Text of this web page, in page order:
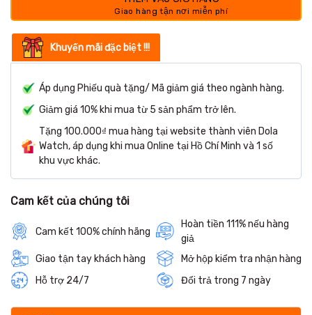
Khuyến mãi đặc biệt !!!
Áp dụng Phiếu quà tặng/ Mã giảm giá theo ngành hàng.
Giảm giá 10% khi mua từ 5 sản phẩm trở lên.
Tặng 100.000₫ mua hàng tại website thành viên Dola
Watch, áp dụng khi mua Online tại Hồ Chí Minh và 1 số
khu vực khác.
Cam kết của chúng tôi
Cam kết 100% chính hãng
Hoàn tiền 111% nếu hàng
giả
Giao tận tay khách hàng
Mở hộp kiểm tra nhận hàng
Hỗ trợ 24/7
Đổi trả trong 7 ngày